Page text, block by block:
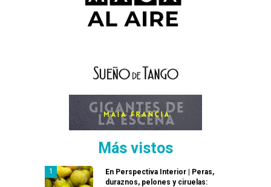
Más vistos
En Perspectiva Interior | Peras,
duraznos, pelones y ciruelas: